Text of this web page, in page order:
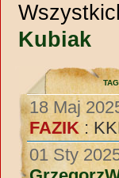
Kubiak